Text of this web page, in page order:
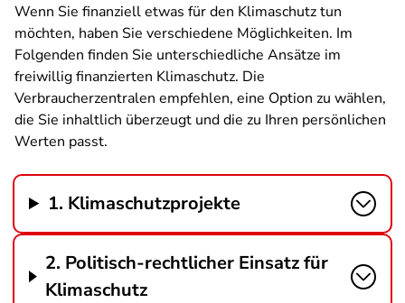
Wenn Sie finanziell etwas für den Klimaschutz tun
möchten, haben Sie verschiedene Möglichkeiten. Im
Folgenden finden Sie unterschiedliche Ansätze im
freiwillig finanzierten Klimaschutz. Die
Verbraucherzentralen empfehlen, eine Option zu wählen,
die Sie inhaltlich überzeugt und die zu Ihren persönlichen
Werten passt.
1. Klimaschutzprojekte
2. Politisch-rechtlicher Einsatz für
Klimaschutz